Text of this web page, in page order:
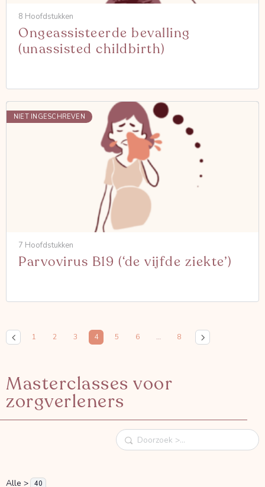
8 Hoofdstukken
Ongeassisteerde bevalling
(unassisted childbirth)
NIET INGESCHREVEN
7 Hoofdstukken
Parvovirus B19 (‘de vijfde ziekte’)
1 2 3 4 5 6 … 8
Masterclasses voor
zorgverleners
Doorzoek
Alle > 40